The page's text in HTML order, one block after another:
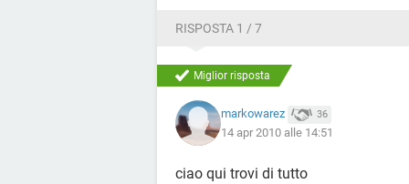
RISPOSTA 1 / 7
Miglior risposta
markowarez 36
14 apr 2010 alle 14:51
ciao qui trovi di tutto